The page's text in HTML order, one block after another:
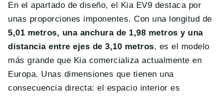
En el apartado de diseño, el Kia EV9 destaca por
unas proporciones imponentes. Con una longitud de
5,01 metros, una anchura de 1,98 metros y una
distancia entre ejes de 3,10 metros, es el modelo
más grande que Kia comercializa actualmente en
Europa. Unas dimensiones que tienen una
consecuencia directa: el espacio interior es